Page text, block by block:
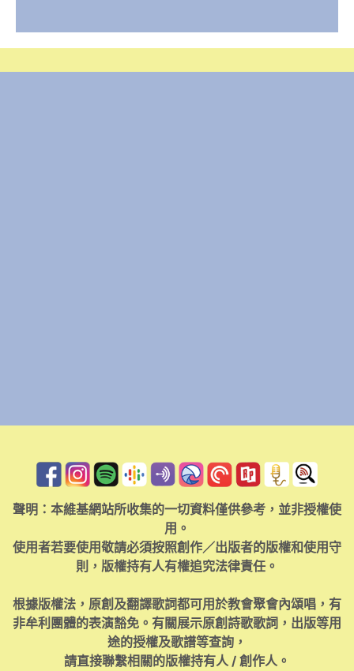
聲明：本維基網站所收集的一切資料僅供參考，並非授權使
用。
使用者若要使用敬請必須按照創作／出版者的版權和使用守
則，版權持有人有權追究法律責任。
根據版權法，原創及翻譯歌詞都可用於教會聚會內頌唱，有
非牟利團體的表演豁免。有關展示原創詩歌歌詞，出版等用
途的授權及歌譜等查詢，
請直接聯繫相關的版權持有人 / 創作人。